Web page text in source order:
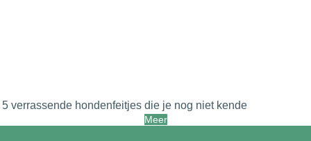
5 verrassende hondenfeitjes die je nog niet kende
Meer